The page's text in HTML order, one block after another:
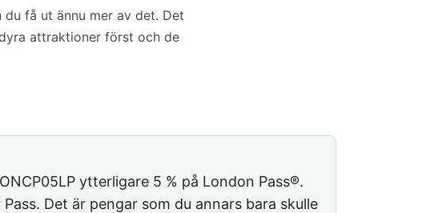
få ut ännu mer av det. Det
attraktioner först och de
ytterligare 5 % på London Pass®.
Det är pengar som du annars bara skulle